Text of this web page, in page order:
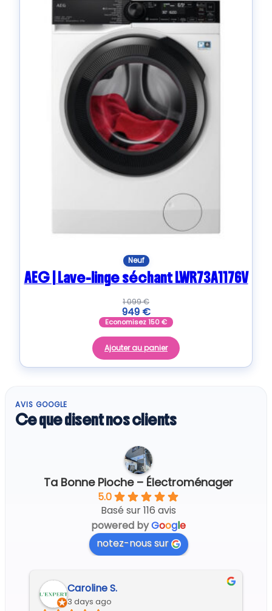
Neuf
AEG | Lave-linge séchant LWR73A1176V
1 099€
949 €
Economisez150€
Ajouter au panier
AVIS GOOGLE
Ce que disent nos clients
Ta Bonne Pioche – Électroménager
5.0
Basé sur 116 avis
powered byGoogle
notez-nous sur
Regine G.
6 days ago